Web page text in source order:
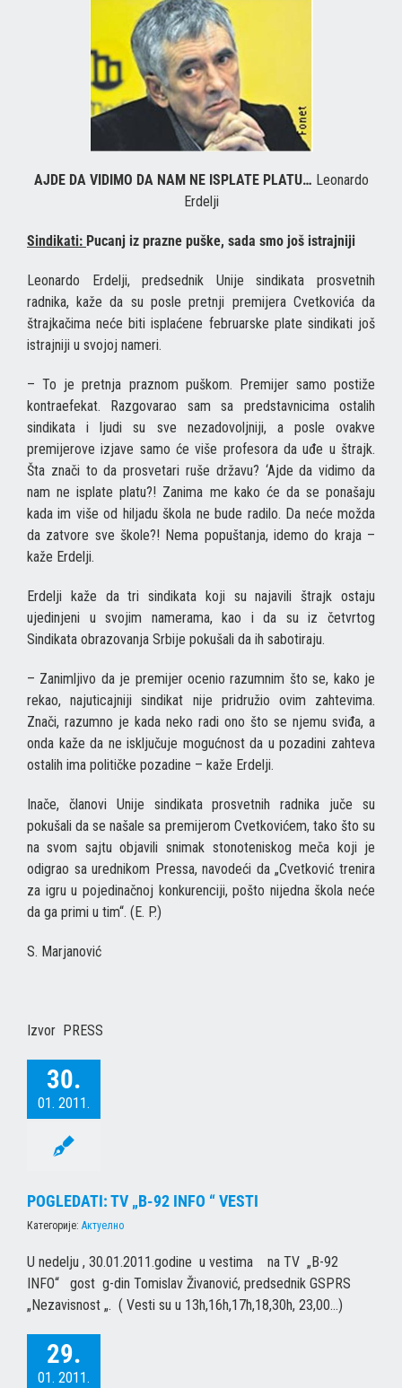
AJDE DA VIDIMO DA NAM NE ISPLATE PLATU… Leonardo
Erdelji
Sindikati: Pucanj iz prazne puške, sada smo još istrajniji
Leonardo Erdelji, predsednik Unije sindikata prosvetnih
radnika, kaže da su posle pretnji premijera Cvetkovića da
štrajkačima neće biti isplaćene februarske plate sindikati još
istrajniji u svojoj nameri.
– To je pretnja praznom puškom. Premijer samo postiže
kontraefekat. Razgovarao sam sa predstavnicima ostalih
sindikata i ljudi su sve nezadovoljniji, a posle ovakve
premijerove izjave samo će više profesora da uđe u štrajk.
Šta znači to da prosvetari ruše državu? ‘Ajde da vidimo da
nam ne isplate platu?! Zanima me kako će da se ponašaju
kada im više od hiljadu škola ne bude radilo. Da neće možda
da zatvore sve škole?! Nema popuštanja, idemo do kraja –
kaže Erdelji.
Erdelji kaže da tri sindikata koji su najavili štrajk ostaju
ujedinjeni u svojim namerama, kao i da su iz četvrtog
Sindikata obrazovanja Srbije pokušali da ih sabotiraju.
– Zanimljivo da je premijer ocenio razumnim što se, kako je
rekao, najuticajniji sindikat nije pridružio ovim zahtevima.
Znači, razumno je kada neko radi ono što se njemu sviđa, a
onda kaže da ne isključuje mogućnost da u pozadini zahteva
ostalih ima političke pozadine – kaže Erdelji.
Inače, članovi Unije sindikata prosvetnih radnika juče su
pokušali da se našale sa premijerom Cvetkovićem, tako što su
na svom sajtu objavili snimak stonoteniskog meča koji je
odigrao sa urednikom Pressa, navodeći da „Cvetković trenira
za igru u pojedinačnoj konkurenciji, pošto nijedna škola neće
da ga primi u tim“. (E. P.)
S. Marjanović
Izvor PRESS
30.
01. 2011.
POGLEDATI: TV „B-92 INFO “ VESTI
Категорије: Актуелно
U nedelju , 30.01.2011.godine u vestima na TV „B-92
INFO“ gost g-din Tomislav Živanović, predsednik GSPRS
„Nezavisnost „. ( Vesti su u 13h,16h,17h,18,30h, 23,00…)
29.
01. 2011.